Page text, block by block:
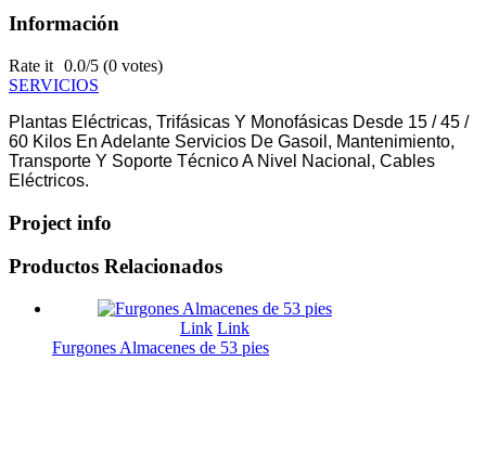
Información
Rate it 0.0/5 (0 votes)
SERVICIOS
Plantas Eléctricas, Trifásicas Y Monofásicas Desde 15 / 45 /
60 Kilos En Adelante Servicios De Gasoil, Mantenimiento,
Transporte Y Soporte Técnico A Nivel Nacional, Cables
Eléctricos.
Project info
Productos Relacionados
Link Link
Furgones Almacenes de 53 pies